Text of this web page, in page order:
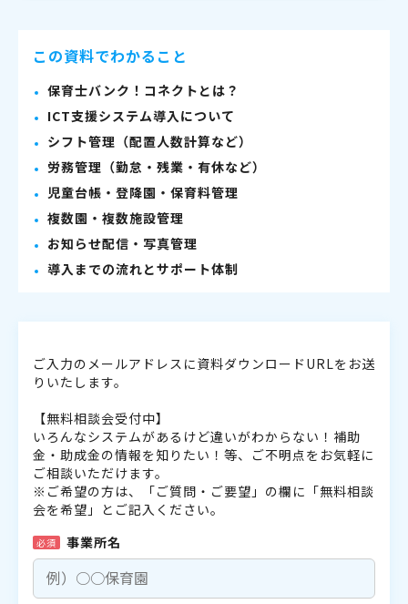
この資料でわかること
保育士バンク！コネクトとは？
ICT支援システム導入について
シフト管理（配置人数計算など）
労務管理（勤怠・残業・有休など）
児童台帳・登降園・保育料管理
複数園・複数施設管理
お知らせ配信・写真管理
導入までの流れとサポート体制
ご入力のメールアドレスに資料ダウンロードURLをお送
りいたします。
【無料相談会受付中】
いろんなシステムがあるけど違いがわからない！補助
金・助成金の情報を知りたい！等、ご不明点をお気軽に
ご相談いただけます。
※ご希望の方は、「ご質問・ご要望」の欄に「無料相談
会を希望」とご記入ください。
必須 事業所名